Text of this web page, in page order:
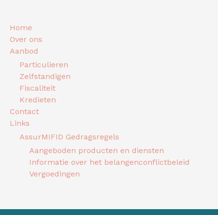
Home
Over ons
Aanbod
Particulieren
Zelfstandigen
Fiscaliteit
Kredieten
Contact
Links
AssurMIFID Gedragsregels
Aangeboden producten en diensten
Informatie over het belangenconflictbeleid
Vergoedingen